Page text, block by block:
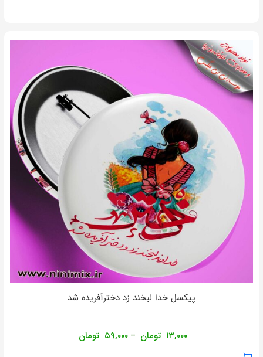
پیکسل خدا لبخند زد دخترآفریده شد
۱۳,۰۰۰ تومان – ۵۹,۰۰۰ تومان